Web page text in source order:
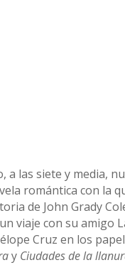
a las siete y media,
romántica con la
de John Grady
viaje con su amigo
Cruz en los
y Ciudades de la